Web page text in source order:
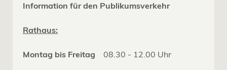
Information für den Publikumsverkehr
Rathaus:
Montag bis Freitag 08.30 - 12.00 Uhr